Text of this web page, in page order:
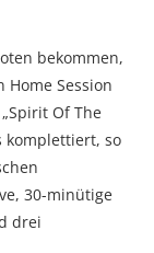
bekommen,
Session
Of The
komplettiert, so
30-minütige
drei